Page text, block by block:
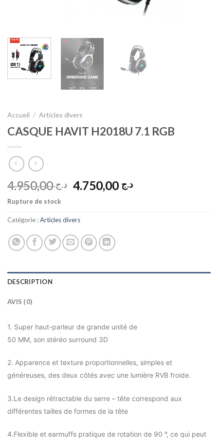
Accueil / Articles divers
CASQUE HAVIT H2018U 7.1 RGB
د.ج4.950,00
Le
initial
était :
د.ج 4.750,00
Le
actuel
Rupture de stock
Catégorie :Articles divers
DESCRIPTION
AVIS (0)
1. Super haut-parleur de grande unité de
50 MM, son stéréo surround 3D
2. Apparence et texture proportionnelles, simples et
généreuses, des deux côtés avec une lumière RVB froide.
3.Le design rétractable du serre – tête correspond aux
différentes tailles de formes de la tête
4.Flexible et earmuffs pratique de rotation de 90 °, ce qui peut